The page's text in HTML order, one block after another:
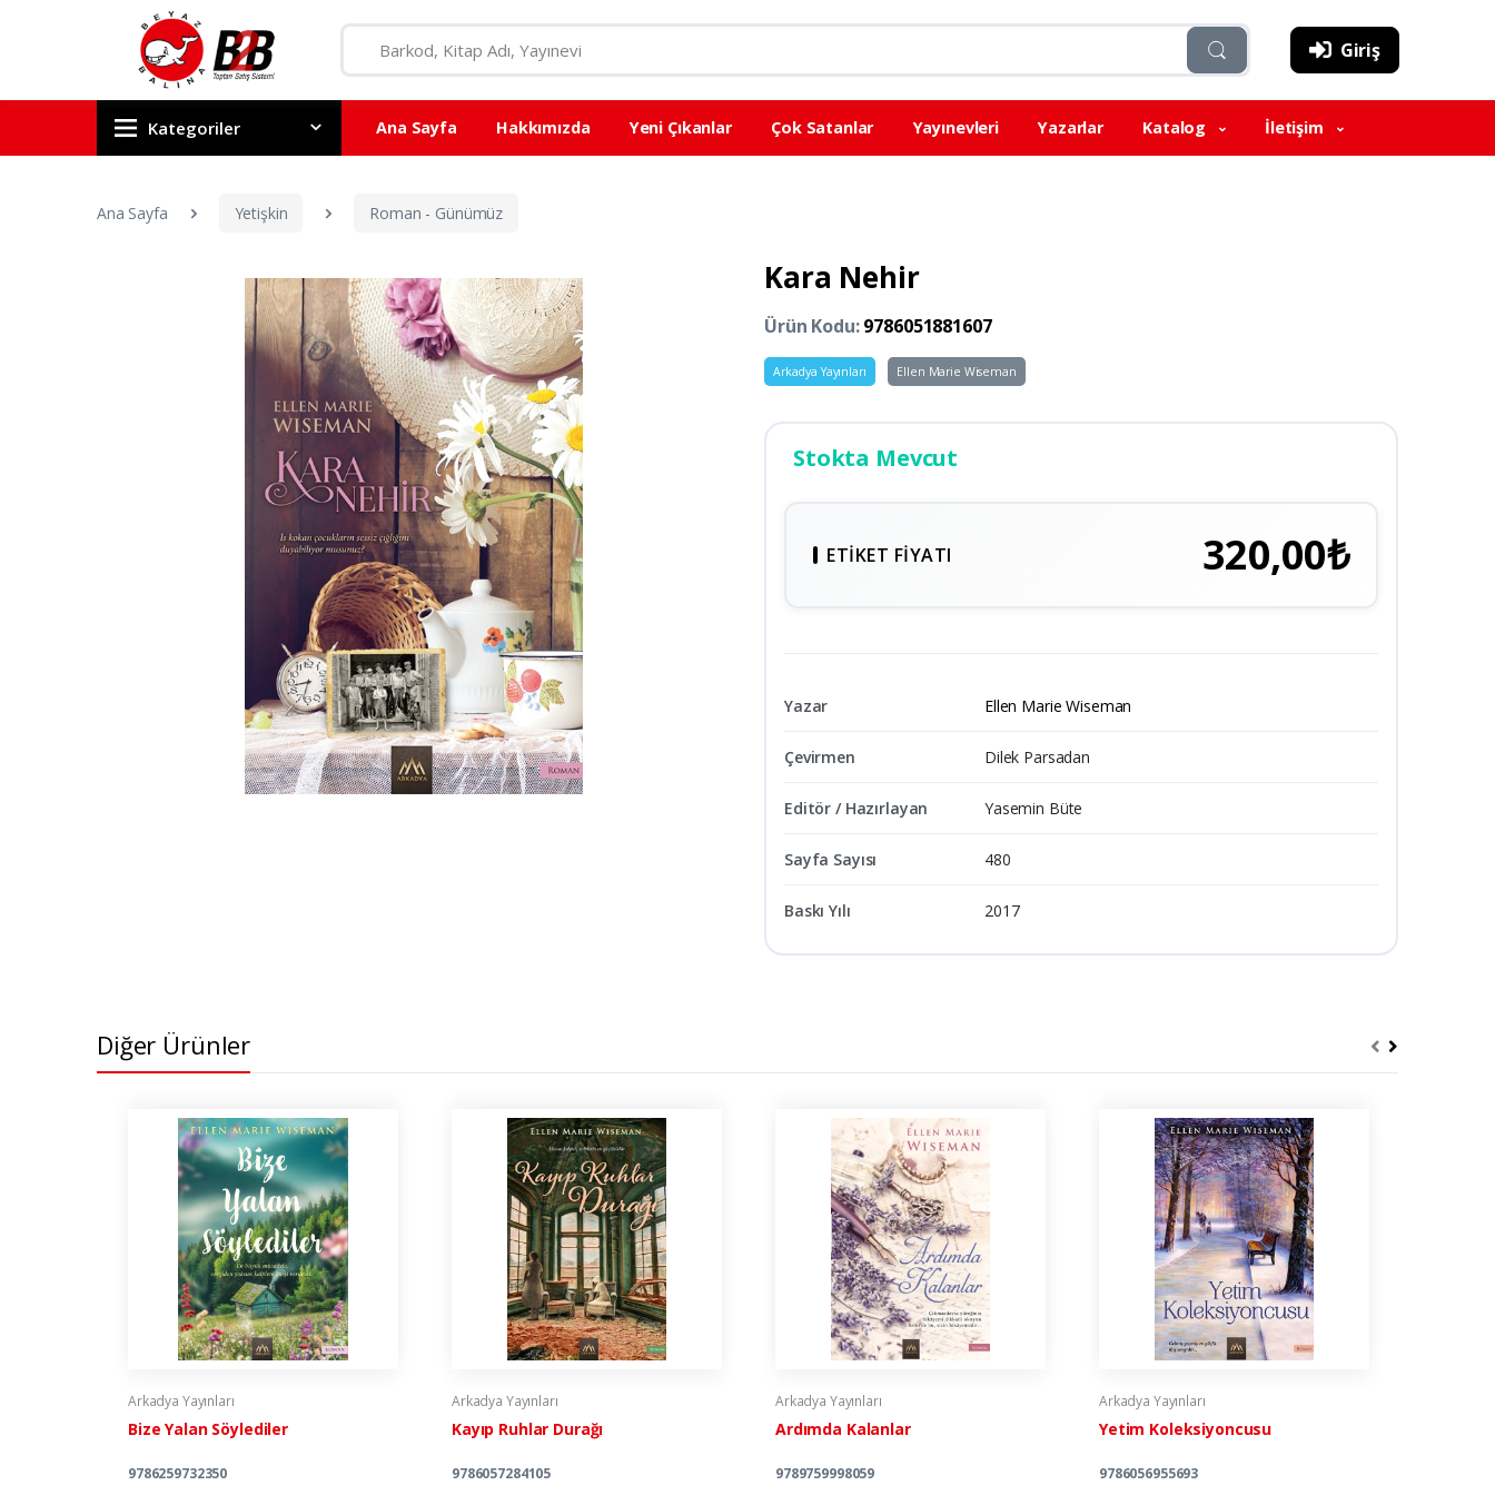
Giriş
Kategoriler Ana Sayfa Hakkımızda Yeni Çıkanlar Çok Satanlar Yayınevleri Yazarlar Katalog İletişim
Ana Sayfa Yetişkin Roman - Günümüz
Kara Nehir
Ürün Kodu:9786051881607
Arkadya Yayınları Ellen Marie Wiseman
Stokta Mevcut
ETIKET FIYATI 320,00₺
Yazar Ellen Marie Wiseman
Çevirmen Dilek Parsadan
Editör / Hazırlayan Yasemin Büte
Sayfa Sayısı 480
Baskı Yılı 2017
Diğer Ürünler
Arkadya Yayınları
Bize Yalan Söylediler
9786259732350
Arkadya Yayınları
Kayıp Ruhlar Durağı
9786057284105
Arkadya Yayınları
Ardımda Kalanlar
9789759998059
Arkadya Yayınları
Yetim Koleksiyoncusu
9786056955693